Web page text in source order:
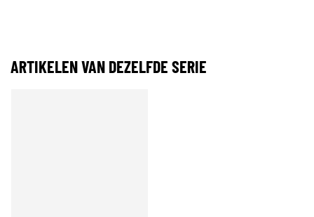
ARTIKELEN VAN DEZELFDE SERIE